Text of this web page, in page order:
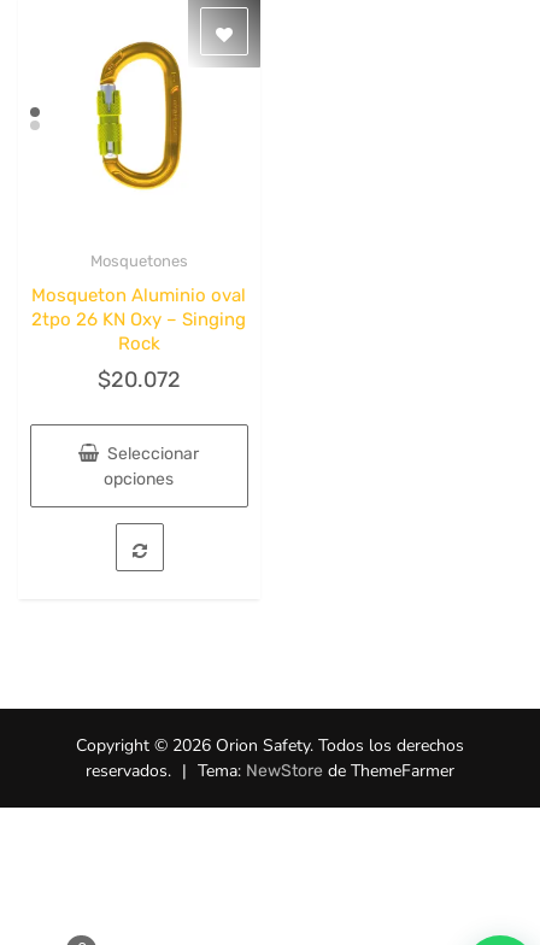
Mosquetones
Mosqueton Aluminio oval
2tpo 26 KN Oxy – Singing
Rock
$20.072
Seleccionar
opciones
Este
producto
tiene
elegir
en
Copyright © 2026 Orion Safety. Todos los derechos
reservados. | Tema: NewStore de ThemeFarmer